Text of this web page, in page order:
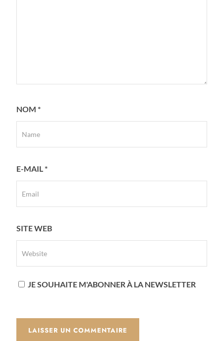
NOM *
E-MAIL*
SITE WEB
JE SOUHAITE M'ABONNER À LA NEWSLETTER